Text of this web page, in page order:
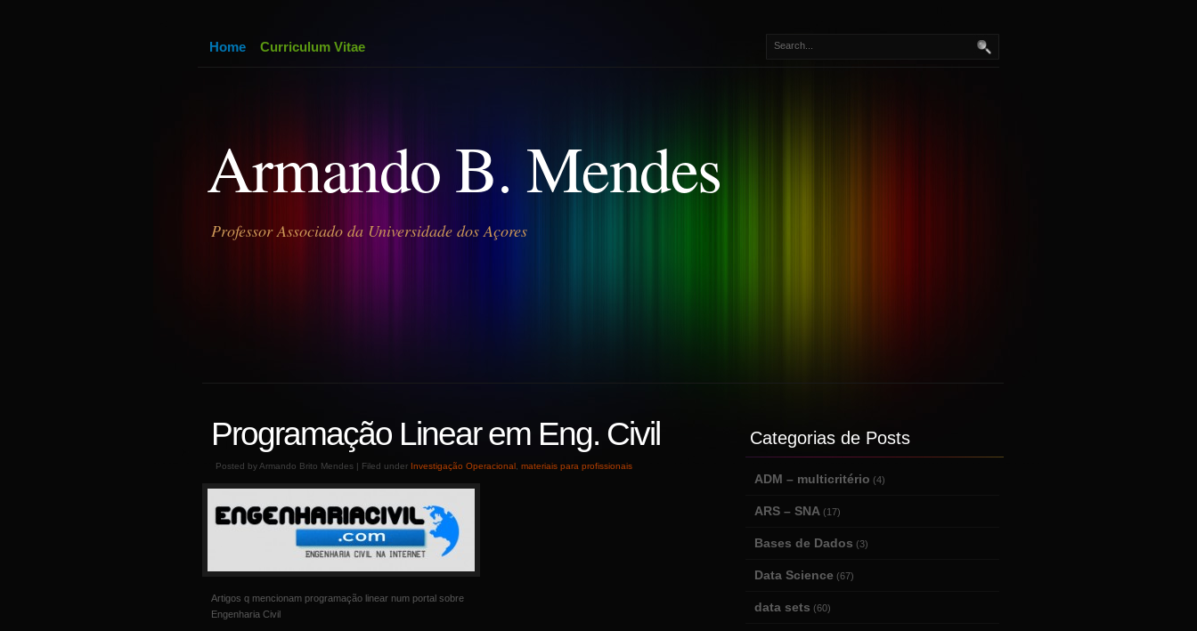
Armando B. Mendes
Professor Associado da Universidade dos Açores
Home Curriculum Vitae
Programação Linear em Eng. Civil
Posted by Armando Brito Mendes | Filed under Investigação Operacional materiais para profissionais
Artigos q mencionam programação linear num portal sobre
Engenharia Civil
Categorias de Posts
ADM – multicritério (4)
ARS – SNA (17)
Bases de Dados (3)
Data Science (67)
data sets (60)